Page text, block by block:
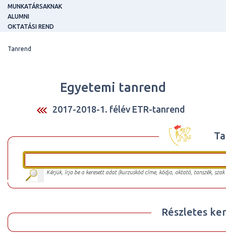
MUNKATÁRSAKNAK
ALUMNI
OKTATÁSI REND
Tanrend
Egyetemi tanrend
2017-2018-1. félév ETR-tanrend
Kérjük, írja be a keresett adat (kurzuskód címe, kódja, oktató, tanszék,
Részletes